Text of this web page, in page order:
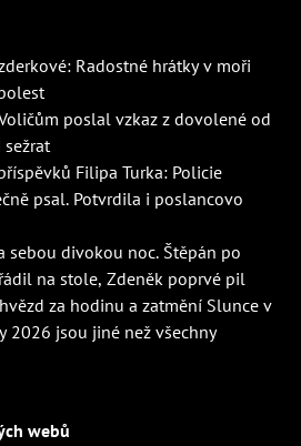
Radostné hrátky v moři
poslal vzkaz z dovolené od
Filipa Turka: Policie
psal. Potvrdila i poslancovo
sebou divokou noc. Štěpán po
na stole, Zdeněk poprvé pil
za hodinu a zatmění Slunce v
2026 jsou jiné než všechny
webů